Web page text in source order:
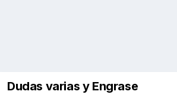
Dudas varias y Engrase